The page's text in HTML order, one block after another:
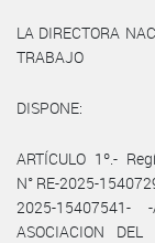
LA DIRECTORA
TRABAJO
DISPONE:
ARTÍCULO 1º.-
N° RE-2025-
2025-15407541-
ASOCIACION